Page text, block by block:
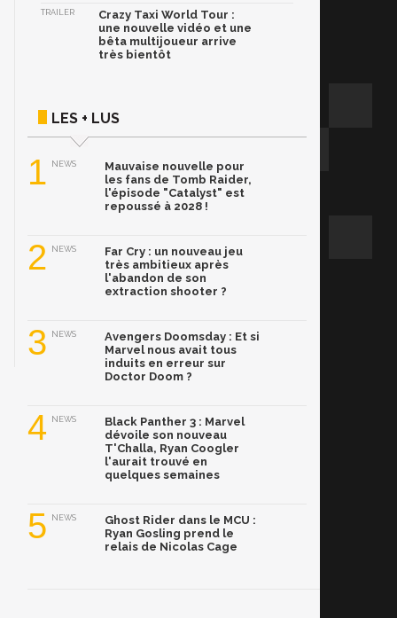
TRAILER
Crazy Taxi World Tour :
une nouvelle vidéo et une
bêta multijoueur arrive
très bientôt
LES + LUS
1 NEWS
Mauvaise nouvelle pour
les fans de Tomb Raider,
l'épisode "Catalyst" est
repoussé à 2028 !
2 NEWS
Far Cry : un nouveau jeu
très ambitieux après
l'abandon de son
extraction shooter ?
3 NEWS
Avengers Doomsday : Et si
Marvel nous avait tous
induits en erreur sur
Doctor Doom ?
4 NEWS
Black Panther 3 : Marvel
dévoile son nouveau
T'Challa, Ryan Coogler
l'aurait trouvé en
quelques semaines
5 NEWS
Ghost Rider dans le MCU :
Ryan Gosling prend le
relais de Nicolas Cage